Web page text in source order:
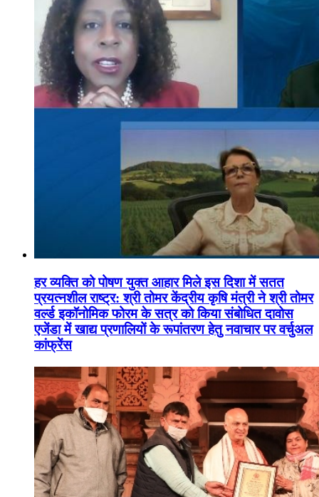
हर व्यक्ति को पोषण युक्त आहार मिले इस दिशा में सतत
प्रयत्नशील राष्ट्र: श्री तोमर केंद्रीय कृषि मंत्री ने श्री तोमर
वर्ल्ड इकॉनोमिक फोरम के सत्र को किया संबोधित दावोस
एजेंडा में खाद्य प्रणालियों के रूपांतरण हेतु नवाचार पर वर्चुअल
कांफ्रेंस